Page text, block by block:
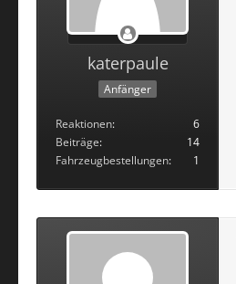
katerpaule
Anfänger
Reaktionen
6
Beiträge
14
Fahrzeugbestellungen
1